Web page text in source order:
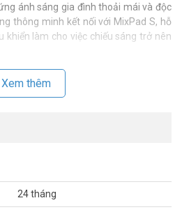
ánh sáng gia đình thoải mái và độc
thông minh kết nối với MixPad S, hỗ
khiển làm cho việc chiếu sáng trở nên
minh | Smart Home chính hãng –
đèn, điện áp yếu.
lập hoặc theo nhóm đèn.
RA90.
24 độ.
Xem thêm
24 tháng